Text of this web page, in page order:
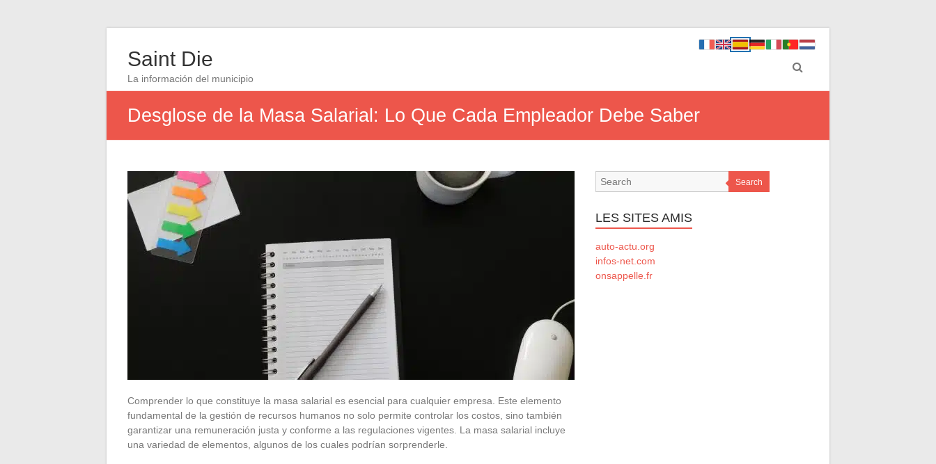
Saint Die
La información del municipio
Desglose de la Masa Salarial: Lo Que Cada Empleador Debe Saber
Comprender lo que constituye la masa salarial es esencial para cualquier empresa. Este elemento
fundamental de la gestión de recursos humanos no solo permite controlar los costos, sino también
garantizar una remuneración justa y conforme a las regulaciones vigentes. La masa salarial incluye
una variedad de elementos, algunos de los cuales podrían sorprenderle.
Search
LES SITES AMIS
auto-actu.org
infos-net.com
onsappelle.fr